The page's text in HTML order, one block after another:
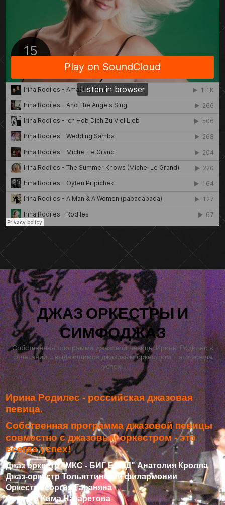
ДЖАЗ ОРКЕСТРЫ И
СИМФОДЖАЗ
Собственная программа джазовой певицы Ирины Родилес в
сочетании с выдающимся джазовым оркестром - это всегда
успех!
Ирина Родилес - российская джазовая
певица.
Собственная программа джазовой певицы
совместно с джазовым оркестром - это
всегда успех!
Джаз оркестр "МКС - БИГ БЕНД" Анатолия Кролла
Джаз-оркестр Тольяттинской филармонии
Оркестр Георгия Гараняна
Оркестр Кима Назаретова